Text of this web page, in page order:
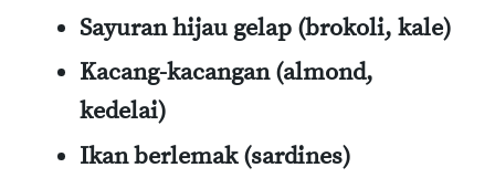
Sayuran hijau gelap (brokoli, kale)
Kacang-kacangan (almond,
kedelai)
Ikan berlemak (sardines)